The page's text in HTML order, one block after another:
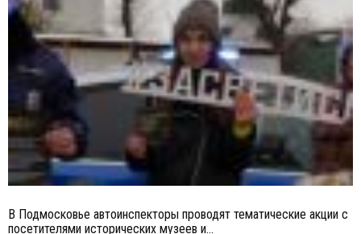
В Подмосковье автоинспекторы проводят тематические акции с
посетителями исторических музеев и...